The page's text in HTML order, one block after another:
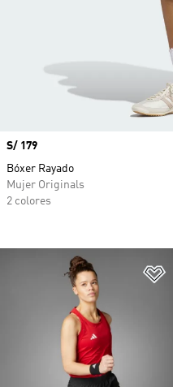
Precio
S/ 179
Bóxer Rayado
Mujer Originals
2 colores